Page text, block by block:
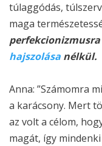
túlaggódás,
maga
hajszolása nélkül.
Anna: ”Számomra
a karácsony. Mert
az volt a célom,
magát, így